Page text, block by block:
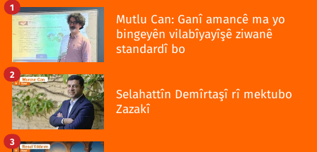
Mutlu Can: Ganî amancê ma yo
bingeyên vilabîyayîşê ziwanê
standardî bo
1
Selahattîn Demîrtaşî rî mektubo
Zazakî
2
3